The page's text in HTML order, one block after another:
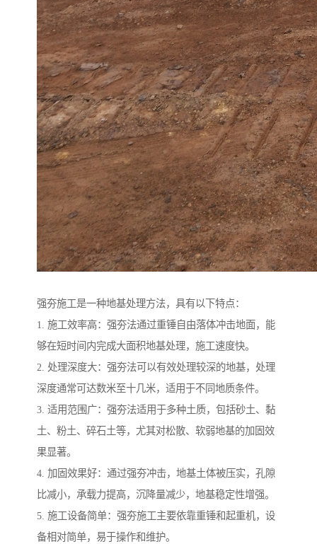
强夯施工是一种地基处理方法，具有以下特点：
1. 施工效率高：强夯法通过重锤自由落体冲击地面，能
够在短时间内完成大面积地基处理，施工速度快。
2. 处理深度大：强夯法可以有效处理较深的地基，处理
深度通常可达数米至十几米，适用于不同地质条件。
3. 适用范围广：强夯法适用于多种土质，包括砂土、黏
土、粉土、碎石土等，尤其对松散、软弱地基的加固效
果显著。
4. 加固效果好：通过强夯冲击，地基土体被压实，孔隙
比减小，承载力提高，沉降量减少，地基稳定性增强。
5. 施工设备简单：强夯施工主要依靠重锤和起重机，设
备相对简单，易于操作和维护。